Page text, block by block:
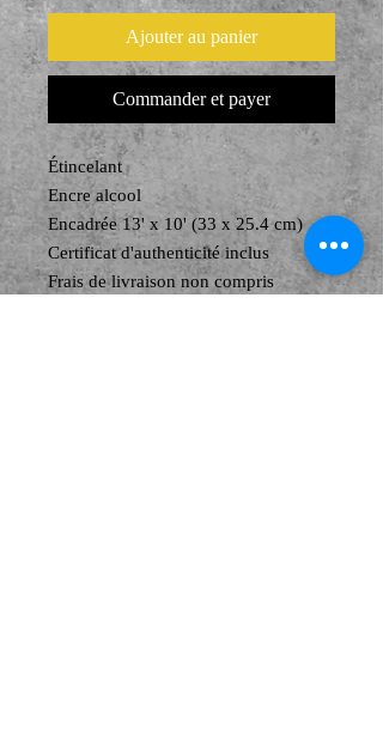
Ajouter au panier
Commander et payer
Étincelant
Encre alcool
Encadrée 13' x 10' (33 x 25.4 cm)
Certificat d'authenticité inclus
Frais de livraison non compris